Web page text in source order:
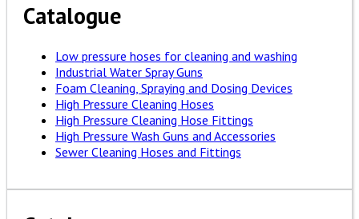
Catalogue
Low pressure hoses for cleaning and washing
Industrial Water Spray Guns
Foam Cleaning, Spraying and Dosing Devices
High Pressure Cleaning Hoses
High Pressure Cleaning Hose Fittings
High Pressure Wash Guns and Accessories
Sewer Cleaning Hoses and Fittings